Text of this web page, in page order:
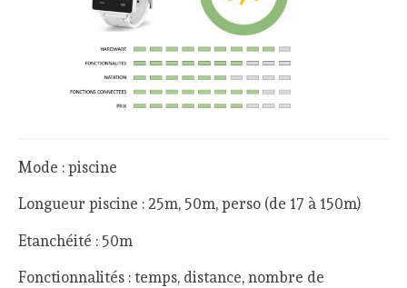
Mode : piscine
Longueur piscine : 25m, 50m, perso (de 17 à 150m)
Etanchéité : 50m
Fonctionnalités : temps, distance, nombre de